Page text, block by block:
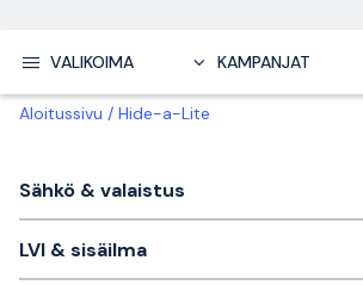
VALIKOIMA KAMPANJAT
Aloitussivu Hide-a-Lite
Sähkö & valaistus
LVI & sisäilma